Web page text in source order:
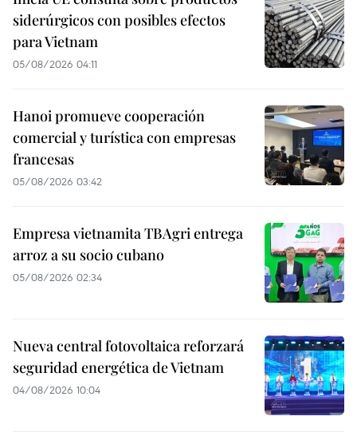
siderúrgicos con posibles efectos
para Vietnam
05/08/2026 04:11
Hanoi promueve cooperación
comercial y turística con empresas
francesas
05/08/2026 03:42
Empresa vietnamita TBAgri entrega
arroz a su socio cubano
05/08/2026 02:34
Nueva central fotovoltaica reforzará
seguridad energética de Vietnam
04/08/2026 10:04